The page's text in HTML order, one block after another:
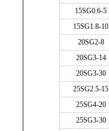
15SG0.6-5
15SG1.8-10
20SG2-8
20SG3-14
20SG3-30
25SG2.5-15
25SG4-20
25SG3-30